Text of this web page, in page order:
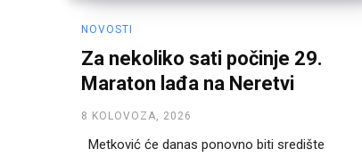
NOVOSTI
Za nekoliko sati počinje 29.
Maraton lađa na Neretvi
8 KOLOVOZA, 2026
Metković će danas ponovno biti središte